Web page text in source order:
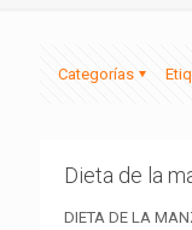
Categorías
Dieta de la
DIETA DE LA